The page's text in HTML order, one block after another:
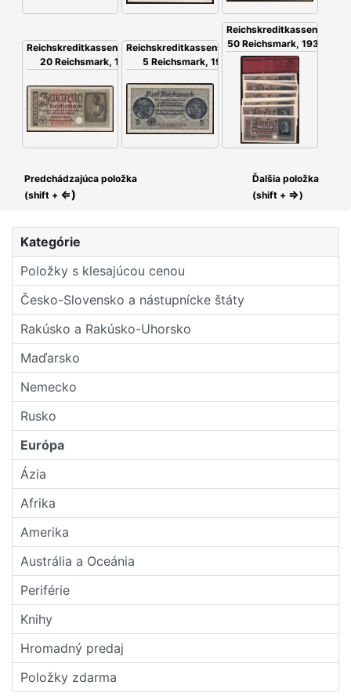
Kategórie
Položky s klesajúcou cenou
Česko-Slovensko a nástupní­cke štáty
Rakúsko a Rakúsko-Uhorsko
Maďarsko
Nemecko
Rusko
Európa
Ázia
Afrika
Amerika
Austrália a Oceánia
Periférie
Knihy
Hromadný predaj
Položky zdarma
Reichskreditkassenschein,
20 Reichsmark, 1939
Reichskreditkassenschein,
5 Reichsmark, 1939
Reichskreditkassenschein,
50 Reichsmark, 1939, 20x
Predchádzajúca položka
(shift + ⇐)
Ďalšia položka
(shift + ⇒)